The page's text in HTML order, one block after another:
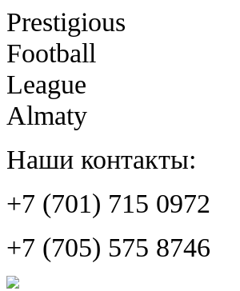
Prestigious
Football
League
Almaty
Наши контакты:
+7 (701) 715 0972
+7 (705) 575 8746